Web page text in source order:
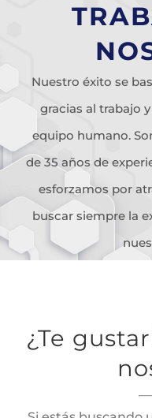
Nuestro éxito se
gracias al trabajo
equipo humano.
de 35 años de
esforzamos por
buscar siempre la
¿Te